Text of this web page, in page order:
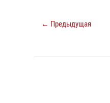
← Предыдущая